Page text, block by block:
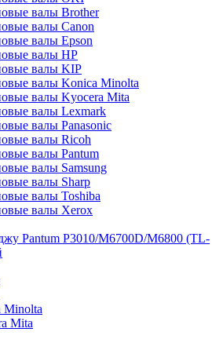
валы Brother
валы Canon
валы Epson
валы HP
валы KIP
валы Konica Minolta
валы Kyocera Mita
валы Lexmark
валы Panasonic
валы Ricoh
валы Pantum
валы Samsung
валы Sharp
валы Toshiba
валы Xerox
Pantum P3010/M6700D/M6800 (TL-
Minolta
Mita